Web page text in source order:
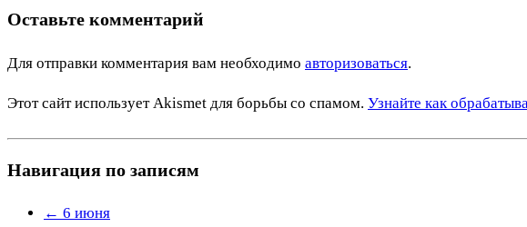
Оставьте комментарий
Для отправки комментария вам необходимо авторизоваться.
Этот сайт использует Akismet для борьбы со спамом. Узнайте как
Навигация по записям
← 6 июня